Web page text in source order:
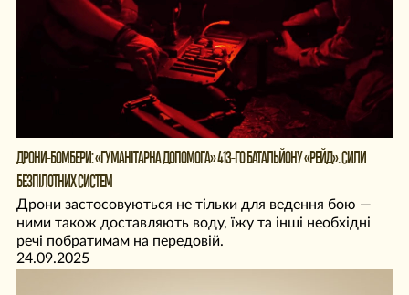
ДРОНИ-БОМБЕРИ: «ГУМАНІТАРНА ДОПОМОГА» 413-ГО БАТАЛЬЙОНУ «РЕЙД». СИЛИ
БЕЗПІЛОТНИХ СИСТЕМ
Дрони застосовуються не тільки для ведення бою —
ними також доставляють воду, їжу та інші необхідні
речі побратимам на передовій.
24.09.2025